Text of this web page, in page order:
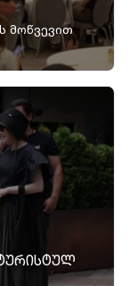
მოწვევით